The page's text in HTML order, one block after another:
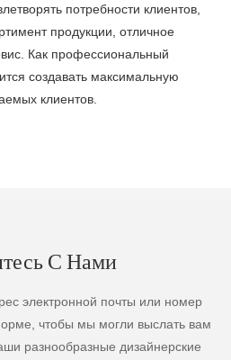
потребности клиентов,
продукции, отличное
Как профессиональный
создавать максимальную
клиентов.
С Нами
электронной почты или номер
чтобы мы могли выслать вам
разнообразные дизайнерские